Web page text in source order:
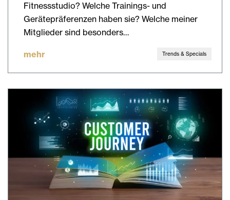
Fitnessstudio? Welche Trainings- und
Gerätepräferenzen haben sie? Welche meiner
Mitglieder sind besonders…
mehr Trends & Specials